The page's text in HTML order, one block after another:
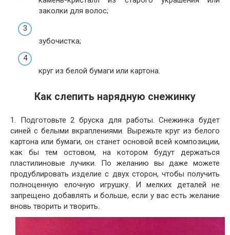
заколки для волос;
зубочистка;
круг из белой бумаги или картона.
Как слепить нарядную снежинку
1. Подготовьте 2 бруска для работы. Снежинка будет
синей с белыми вкраплениями. Вырежьте круг из белого
картона или бумаги, он станет основой всей композиции,
как бы тем остовом, на котором будут держаться
пластилиновые лучики. По желанию вы даже можете
продублировать изделие с двух сторон, чтобы получить
полноценную елочную игрушку. И мелких деталей не
запрещено добавлять и больше, если у вас есть желание
вновь творить и творить.